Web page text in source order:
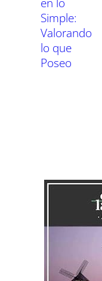
Simple:
Valorando
lo que
Poseo